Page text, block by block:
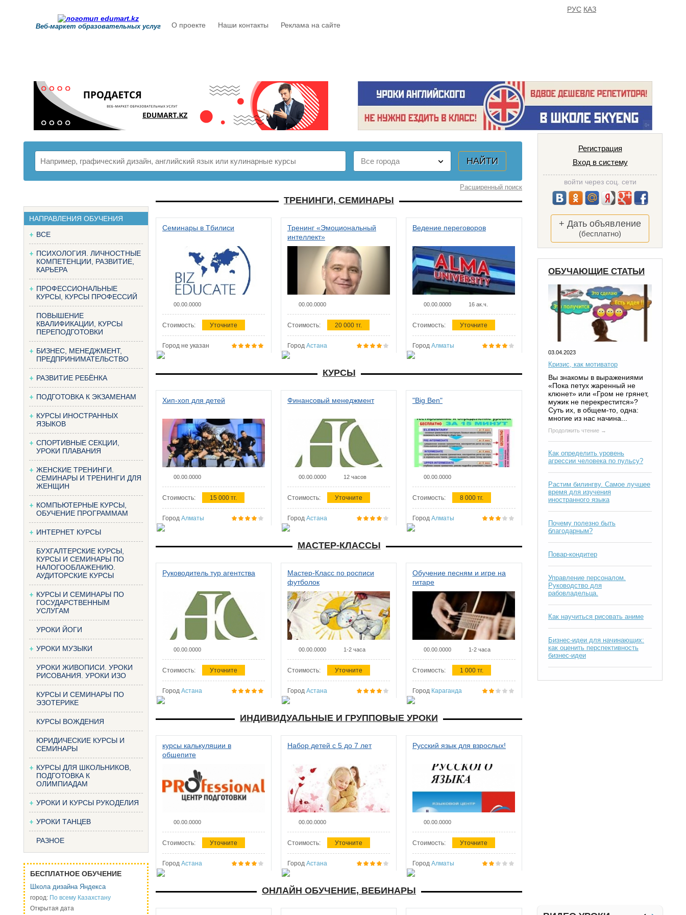
Веб-маркет образовательных услуг О проекте Наши контакты Реклама на сайте
РУС КАЗ
Расширенный поиск
НАПРАВЛЕНИЯ ОБУЧЕНИЯ
ВСЕ
ПСИХОЛОГИЯ. ЛИЧНОСТНЫЕ
КОМПЕТЕНЦИИ, РАЗВИТИЕ,
КАРЬЕРА
ПРОФЕССИОНАЛЬНЫЕ
КУРСЫ, КУРСЫ ПРОФЕССИЙ
ПОВЫШЕНИЕ
КВАЛИФИКАЦИИ, КУРСЫ
ПЕРЕПОДГОТОВКИ
БИЗНЕС, МЕНЕДЖМЕНТ,
ПРЕДПРИНИМАТЕЛЬСТВО
РАЗВИТИЕ РЕБЁНКА
ПОДГОТОВКА К ЭКЗАМЕНАМ
КУРСЫ ИНОСТРАННЫХ
ЯЗЫКОВ
СПОРТИВНЫЕ СЕКЦИИ,
УРОКИ ПЛАВАНИЯ
ЖЕНСКИЕ ТРЕНИНГИ.
СЕМИНАРЫ И ТРЕНИНГИ ДЛЯ
ЖЕНЩИН
КОМПЬЮТЕРНЫЕ КУРСЫ,
ОБУЧЕНИЕ ПРОГРАММАМ
ИНТЕРНЕТ КУРСЫ
БУХГАЛТЕРСКИЕ КУРСЫ,
КУРСЫ И СЕМИНАРЫ ПО
НАЛОГООБЛАЖЕНИЮ.
АУДИТОРСКИЕ КУРСЫ
КУРСЫ И СЕМИНАРЫ ПО
ГОСУДАРСТВЕННЫМ
УСЛУГАМ
УРОКИ ЙОГИ
УРОКИ МУЗЫКИ
УРОКИ ЖИВОПИСИ. УРОКИ
РИСОВАНИЯ. УРОКИ ИЗО
КУРСЫ И СЕМИНАРЫ ПО
ЭЗОТЕРИКЕ
КУРСЫ ВОЖДЕНИЯ
ЮРИДИЧЕСКИЕ КУРСЫ И
СЕМИНАРЫ
КУРСЫ ДЛЯ ШКОЛЬНИКОВ,
ПОДГОТОВКА К
ОЛИМПИАДАМ
УРОКИ И КУРСЫ РУКОДЕЛИЯ
УРОКИ ТАНЦЕВ
РАЗНОЕ
БЕСПЛАТНОЕ ОБУЧЕНИЕ
Школа дизайна Яндекса
город: По всему Казахстану
Открытая дата
ТРЕНИНГИ, СЕМИНАРЫ
Семинары в Тбилиси
00.00.0000
Стоимость: Уточните
Город не указан
Тренинг «Эмоциональный
интеллект»
00.00.0000
Стоимость: 20 000 тг.
Город Астана
Ведение переговоров
00.00.0000 16 ак.ч.
Стоимость: Уточните
Город Алматы
КУРСЫ
Хип-хоп для детей
00.00.0000
Стоимость: 15 000 тг.
Город Алматы
Финансовый менеджмент
00.00.0000 12 часов
Стоимость: Уточните
Город Астана
"Big Ben"
00.00.0000
Стоимость: 8 000 тг.
Город Алматы
МАСТЕР-КЛАССЫ
Руководитель тур агентства
00.00.0000
Стоимость: Уточните
Город Астана
Мастер-Класс по росписи
футболок
00.00.0000 1-2 часа
Стоимость: Уточните
Город Астана
Обучение песням и игре на
гитаре
00.00.0000 1-2 часа
Стоимость: 1 000 тг.
Город Караганда
ИНДИВИДУАЛЬНЫЕ И ГРУППОВЫЕ УРОКИ
курсы калькуляции в
общепите
00.00.0000
Стоимость: Уточните
Город Астана
Набор детей с 5 до 7 лет
00.00.0000
Стоимость: Уточните
Город Астана
Русский язык для взрослых!
00.00.0000
Стоимость: Уточните
Город Алматы
ОНЛАЙН ОБУЧЕНИЕ, ВЕБИНАРЫ
Регистрация
Вход в систему
войти через соц. сети
+ Дать объявление
(бесплатно)
ОБУЧАЮЩИЕ СТАТЬИ
03.04.2023
Кризис, как мотиватор
Вы знакомы в выражениями
«Пока петух жаренный не
клюнет» или «Гром не грянет,
мужик не перекрестится»?
Суть их, в общем-то, одна:
многие из нас начина...
Продолжить чтение →
Как определить уровень
агрессии человека по пульсу?
Растим билингву. Самое лучшее
время для изучения
иностранного языка
Почему полезно быть
благодарным?
Повар-кондитер
Управление персоналом.
Руководство для
рабовладельца.
Как научиться рисовать аниме
Бизнес-идеи для начинающих:
как оценить перспективность
бизнес-идеи